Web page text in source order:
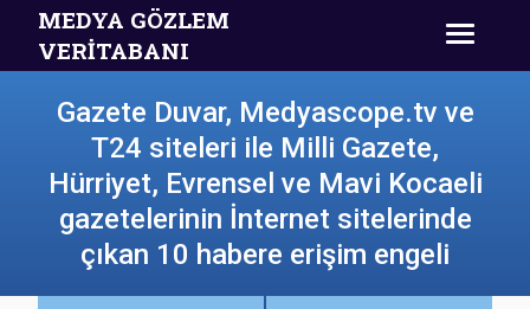
MEDYA GÖZLEM
VERİTABANI
Gazete Duvar, Medyascope.tv ve
T24 siteleri ile Milli Gazete,
Hürriyet, Evrensel ve Mavi Kocaeli
gazetelerinin İnternet sitelerinde
çıkan 10 habere erişim engeli